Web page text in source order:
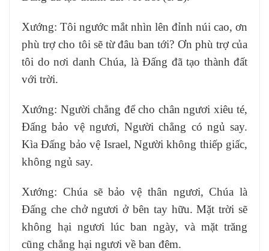
Xướng: Tôi ngước mắt nhìn lên đỉnh núi cao, ơn
phù trợ cho tôi sẽ từ đâu ban tới? Ơn phù trợ của
tôi do nơi danh Chúa, là Ðấng đã tạo thành đất
với trời.
Xướng: Người chẳng để cho chân ngươi xiêu té,
Ðấng bảo vệ ngươi, Người chẳng có ngủ say.
Kìa Ðấng bảo vệ Israel, Người không thiếp giấc,
không ngủ say.
Xướng: Chúa sẽ bảo vệ thân ngươi, Chúa là
Ðấng che chở ngươi ở bên tay hữu. Mặt trời sẽ
không hại ngươi lúc ban ngày, và mặt trăng
cũng chẳng hại ngươi về ban đêm.